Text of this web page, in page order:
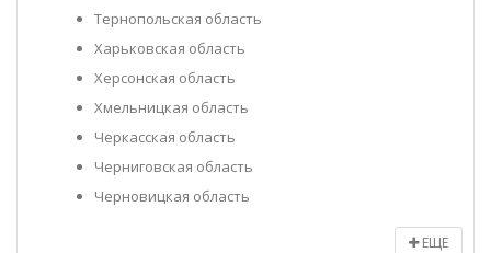
Тернопольская область
Харьковская область
Херсонская область
Хмельницкая область
Черкасская область
Черниговская область
Черновицкая область
ЕЩЕ